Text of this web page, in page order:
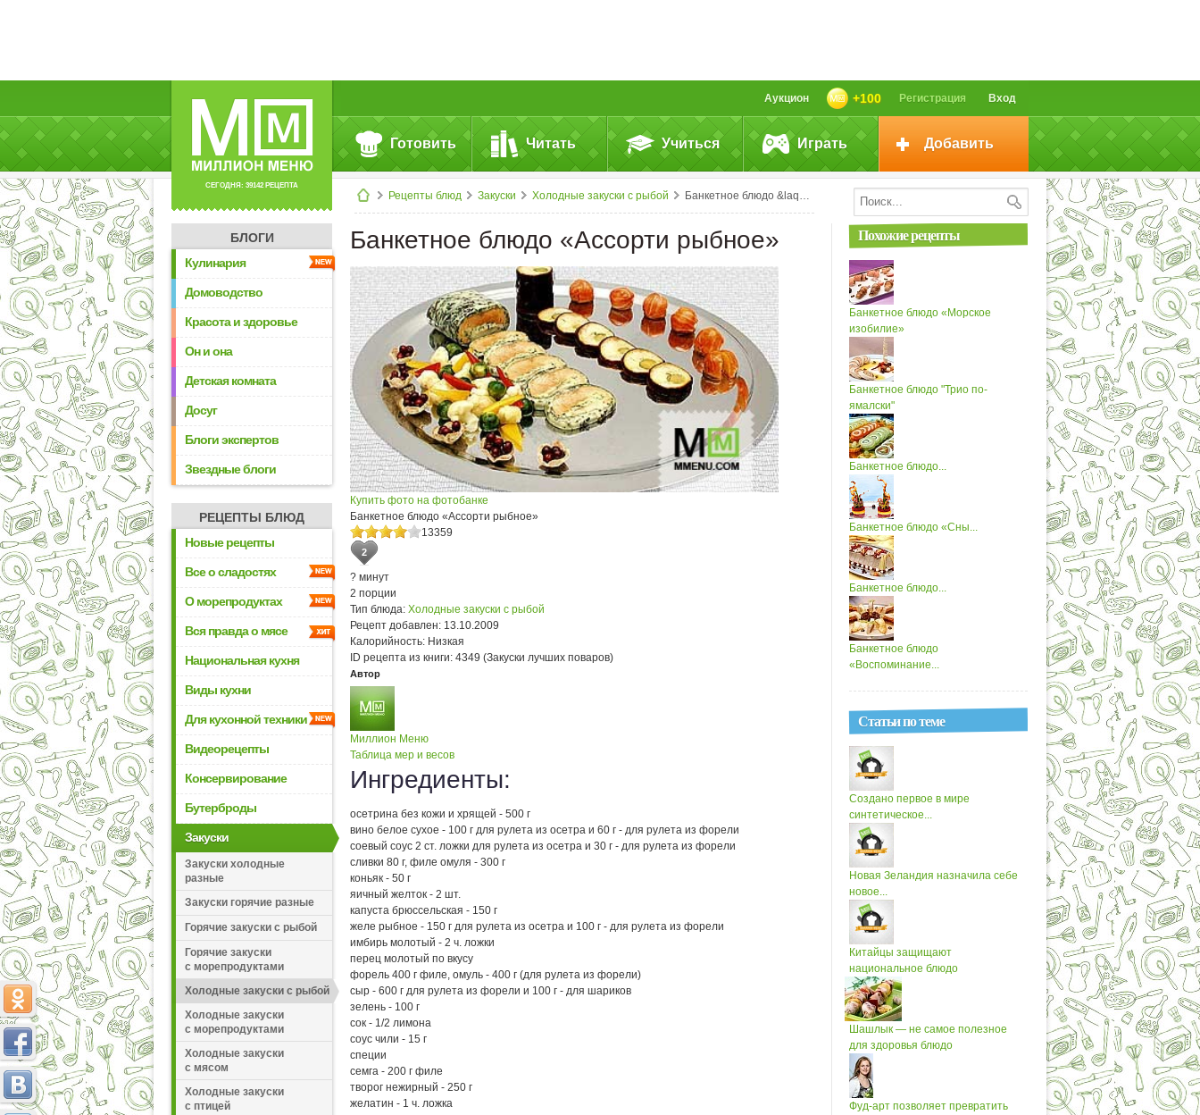
СЕГОДНЯ: 39142 РЕЦЕПТА
Вход
Регистрация
+100
Аукцион
Готовить Читать Учиться Играть Добавить
Рецепты блюд Закуски Холодные закуски с рыбой Банкетное блюдо &laquo;Ассорти рыбное&raquo;
БЛОГИ
Кулинария
Домоводство
Красота и здоровье
Он и она
Детская комната
Досуг
Блоги экспертов
Звездные блоги
РЕЦЕПТЫ БЛЮД
Новые рецепты
Все о сладостях
О морепродуктах
Вся правда о мясе
Национальная кухня
Виды кухни
Для кухонной техники
Видеорецепты
Консервирование
Бутерброды
Закуски
Закуски холодные
разные
Закуски горячие разные
Горячие закуски с рыбой
Горячие закуски
с морепродуктами
Холодные закуски с рыбой
Холодные закуски
с морепродуктами
Холодные закуски
с мясом
Холодные закуски
с птицей
Банкетное блюдо «Ассорти рыбное»
Купить фото на фотобанке
Банкетное блюдо «Ассорти рыбное»
13359
2
? минут
2 порции
Тип блюда: Холодные закуски с рыбой
Рецепт добавлен: 13.10.2009
Калорийность: Низкая
ID рецепта из книги: 4349 (Закуски лучших поваров)
Автор
Миллион Меню
Таблица мер и весов
Ингредиенты:
осетрина без кожи и хрящей - 500 г
вино белое сухое - 100 г для рулета из осетра и 60 г - для рулета из форели
соевый соус 2 ст. ложки для рулета из осетра и 30 г - для рулета из форели
сливки 80 г, филе омуля - 300 г
коньяк - 50 г
яичный желток - 2 шт.
капуста брюссельская - 150 г
желе рыбное - 150 г для рулета из осетра и 100 г - для рулета из форели
имбирь молотый - 2 ч. ложки
перец молотый по вкусу
форель 400 г филе, омуль - 400 г (для рулета из форели)
сыр - 600 г для рулета из форели и 100 г - для шариков
зелень - 100 г
сок - 1/2 лимона
соус чили - 15 г
специи
семга - 200 г филе
творог нежирный - 250 г
желатин - 1 ч. ложка
Похожие рецепты
Банкетное блюдо «Морское
изобилие»
Банкетное блюдо "Трио по-
ямалски"
Банкетное блюдо...
Банкетное блюдо «Сны...
Банкетное блюдо...
Банкетное блюдо
«Воспоминание...
Статьи по теме
Создано первое в мире
синтетическое...
Новая Зеландия назначила себе
новое...
Китайцы защищают
национальное блюдо
Шашлык — не самое полезное
для здоровья блюдо
Фуд-арт позволяет превратить